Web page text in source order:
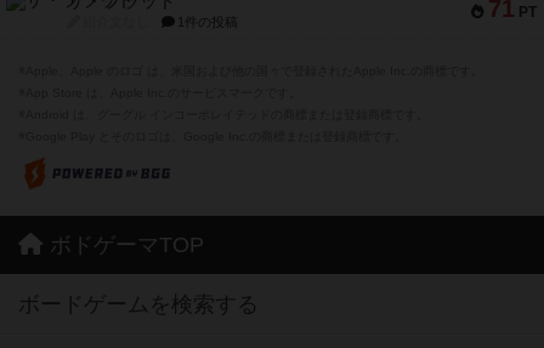
71 PT
1件の投稿
ボドゲーマTOP
ボードゲームを検索する